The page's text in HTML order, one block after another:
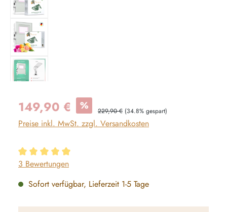
Verkaufspreis:
149,90 € % Regulärer Preis:
229,90 € (34.8% gespart)
Preise inkl. MwSt. zzgl. Versandkosten
Durchschnittliche Bewertung von 5 von 5 Sternen
3 Bewertungen
Sofort verfügbar, Lieferzeit 1-5 Tage